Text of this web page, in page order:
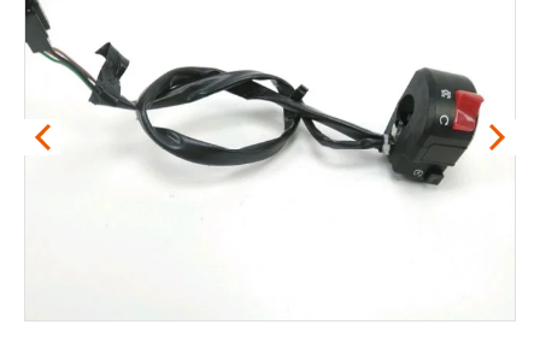
the
end
of
gallery